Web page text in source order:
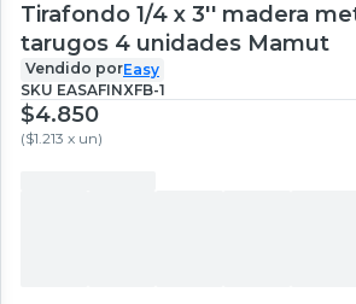
Tirafondo 1/4 x 3'' madera
tarugos 4 unidades Mamut
Vendido porEasy
SKU EASAFINXFB-1
$4.850
($1.213 x un)